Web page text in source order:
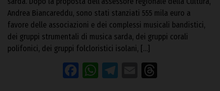
Andrea Biancareddu, sono stati stanziati 555 mila euro a
favore delle associazioni e dei complessi musicali bandistici,
dei gruppi strumentali di musica sarda, dei gruppi corali
polifonici, dei gruppi folcloristici isolani, […]
Facebook
WhatsApp
Telegram
Email